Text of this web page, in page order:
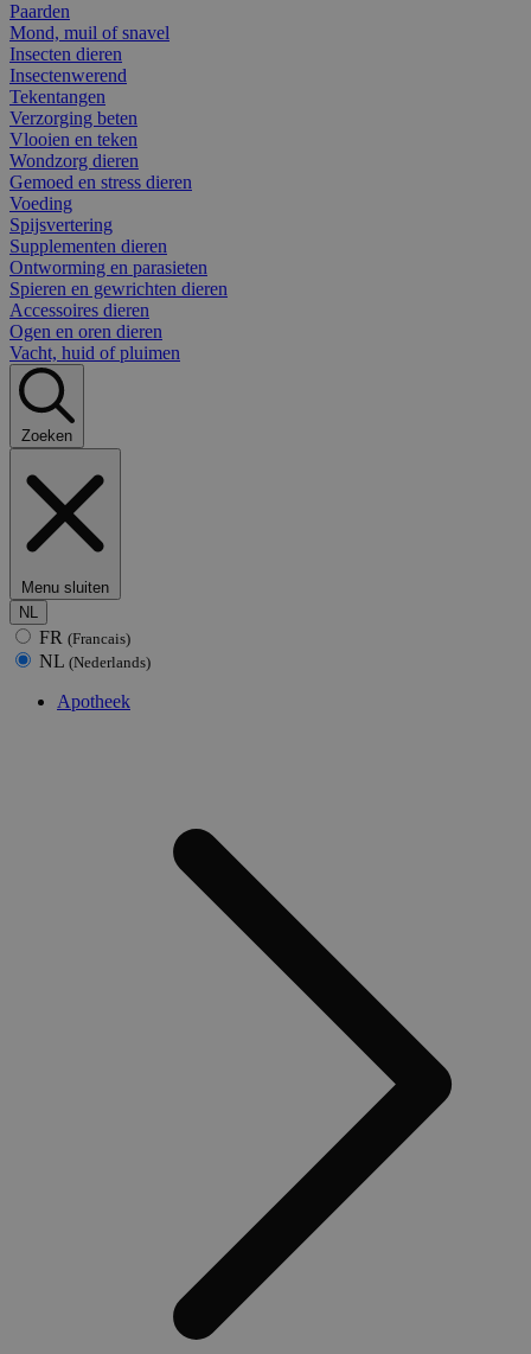
Paarden
Mond, muil of snavel
Insecten dieren
Insectenwerend
Tekentangen
Verzorging beten
Vlooien en teken
Wondzorg dieren
Gemoed en stress dieren
Voeding
Spijsvertering
Supplementen dieren
Ontworming en parasieten
Spieren en gewrichten dieren
Accessoires dieren
Ogen en oren dieren
Vacht, huid of pluimen
Zoeken
Menu sluiten
NL
FR (Francais)
NL (Nederlands)
Apotheek